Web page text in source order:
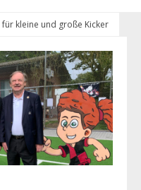
kleine und große Kicker